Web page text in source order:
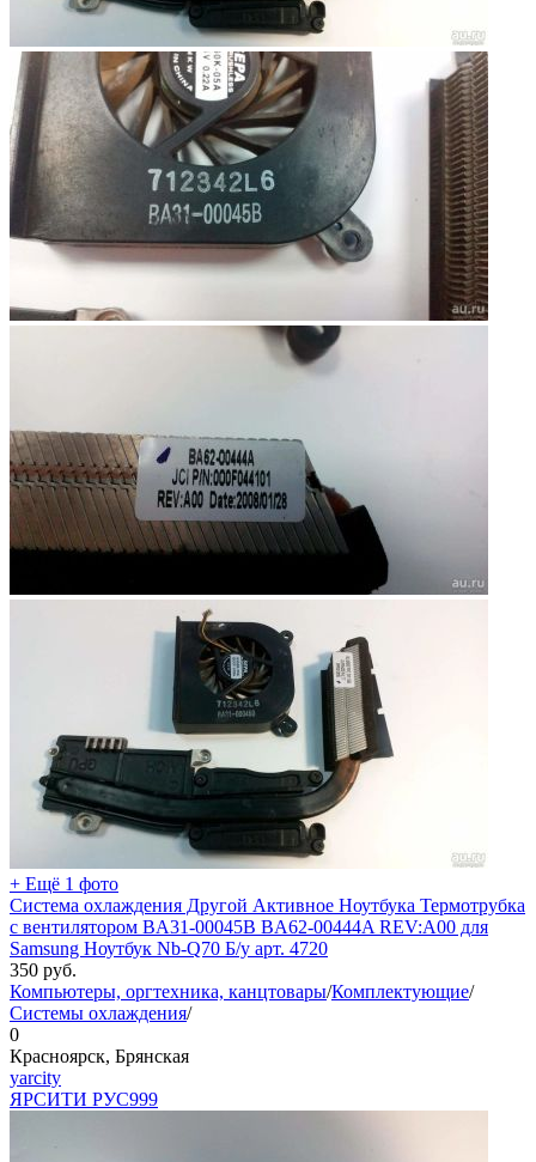
+ Ещё 1 фото
Система охлаждения Другой Активное Ноутбука Термотрубка
с вентилятором BA31-00045B BA62-00444A REV:A00 для
Samsung Ноутбук Nb-Q70 Б/у арт. 4720
350 руб.
Компьютеры, оргтехника, канцтовары/Комплектующие/
Системы охлаждения/
0
Красноярск, Брянская
yarcity
ЯРСИТИ РУС999